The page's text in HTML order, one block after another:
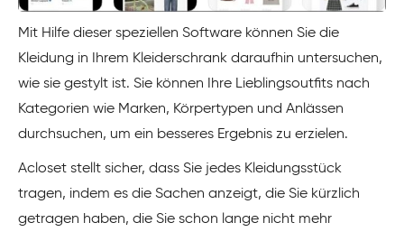
Mit Hilfe dieser speziellen Software können Sie die
Kleidung in Ihrem Kleiderschrank daraufhin untersuchen,
wie sie gestylt ist. Sie können Ihre Lieblingsoutfits nach
Kategorien wie Marken, Körpertypen und Anlässen
durchsuchen, um ein besseres Ergebnis zu erzielen.
Acloset stellt sicher, dass Sie jedes Kleidungsstück
tragen, indem es die Sachen anzeigt, die Sie kürzlich
getragen haben, die Sie schon lange nicht mehr